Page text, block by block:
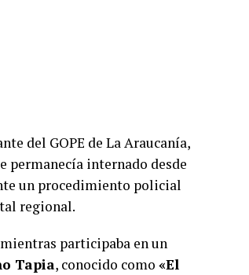
fueron puestos a disposición
del GOPE de La Araucanía,
permanecía internado desde
un procedimiento policial
regional.
participaba en un
Tapia, conocido como «El